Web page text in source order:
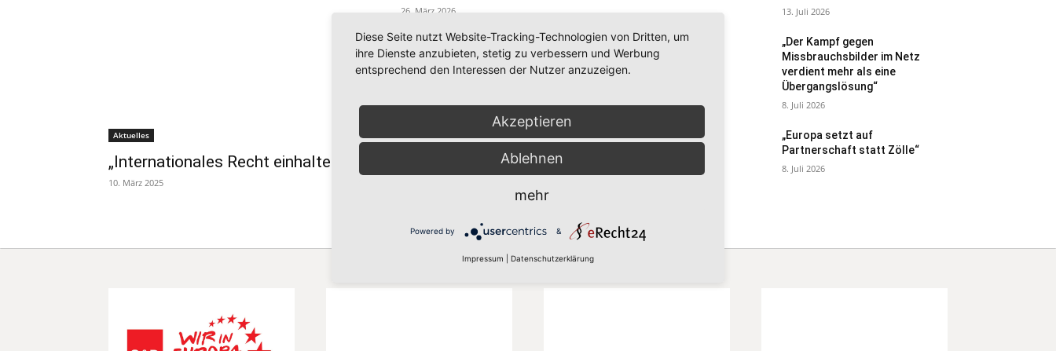
26. März 2026
Aktuelles
„Internationales Recht einhalten“
10. März 2025
13. Juli 2026
„Der Kampf gegen
Missbrauchsbilder im Netz
verdient mehr als eine
Übergangslösung“
8. Juli 2026
„Europa setzt auf
Partnerschaft statt Zölle“
8. Juli 2026
Diese Seite nutzt Website-Tracking-Technologien von Dritten, um
ihre Dienste anzubieten, stetig zu verbessern und Werbung
entsprechend den Interessen der Nutzer anzuzeigen.
Akzeptieren
Ablehnen
mehr
Powered by &
Impressum Datenschutzerklärung